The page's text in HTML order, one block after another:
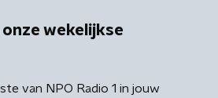
wekelijkse
van NPO Radio 1 in jouw